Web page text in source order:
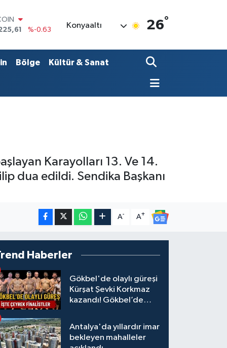
%0.16
%-0.02
Konyaaltı 26°
Bölge Kültür & Sanat
Karayolları 13. Ve 14.
dua edildi. Sendika Başkanı
A- A+
Haberler
Gökbel'de olaylı güreşi
Kürşat Şevki Korkmaz
kazandı! Gökbel’de
Gürbüz elendi!
Antalya'da yıllardır imar
bekleyen mahalleler